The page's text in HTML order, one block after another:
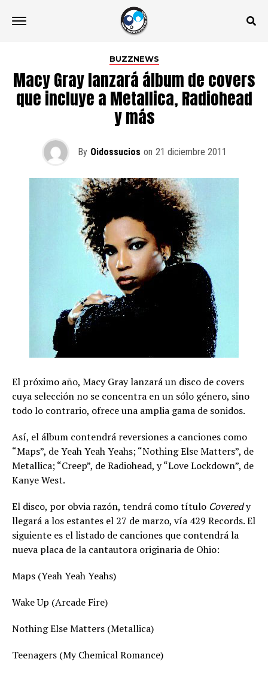
BUZZNEWS
Macy Gray lanzará álbum de covers
que incluye a Metallica, Radiohead
y más
By Oidossucios on 21 diciembre 2011
El próximo año, Macy Gray lanzará un disco de covers
cuya selección no se concentra en un sólo género, sino
todo lo contrario, ofrece una amplia gama de sonidos.
Así, el álbum contendrá reversiones a canciones como
“Maps”, de Yeah Yeah Yeahs; “Nothing Else Matters”, de
Metallica; “Creep”, de Radiohead, y “Love Lockdown”, de
Kanye West.
El disco, por obvia razón, tendrá como título Coveredy
llegará a los estantes el 27 de marzo, vía 429 Records. El
siguiente es el listado de canciones que contendrá la
nueva placa de la cantautora originaria de Ohio:
Maps (Yeah Yeah Yeahs)
Wake Up (Arcade Fire)
Nothing Else Matters (Metallica)
Teenagers (My Chemical Romance)